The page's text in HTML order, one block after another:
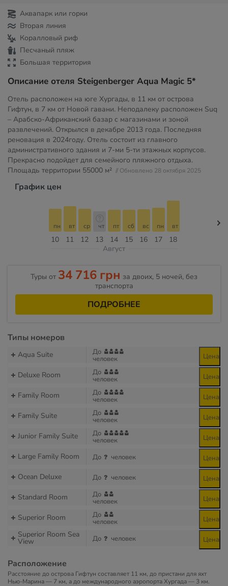
Аквапарк или горки
Вторая линия
Коралловый риф
Песчаный пляж
Большая территория
Описание отеля Steigenberger Aqua Magic 5*
Отель расположен на юге Хургады, в 11 км от острова
Гифтун, в 7 км от Новой гавани. Неподалеку расположен Suq
– Арабско-Африканский базар с магазинами и зоной
развлечений. Открылся в декабре 2013 года. Последняя
реновация в 2024году. Отель состоит из главного
административного здания и 7-ми 5-ти этажных корпусов.
Прекрасно подойдет для семейного пляжного отдыха.
Площадь территории 55000 м² // Обновлено 28 октября 2025
График цен
10
пн
11
вт
12
ср
13
чт
14
пт
15
сб
16
вс
17
пн
18
вт
Август
Туры от 34 716 грн за двоих, 5 ночей, без
транспорта
ПОДРОБНЕЕ
Типы номеров
Aqua Suite До
человек Цена
Deluxe Room До
человек Цена
Family Room До
человек Цена
Family Suite До
человек Цена
Junior Family Suite До
человек Цена
Large Family Room До человек Цена
Ocean Deluxe До человек Цена
Standard Room До
человек Цена
Superior Room До
человек Цена
Superior Room Sea
View До человек Цена
Расположение
Расстояние до острова Гифтун составляет 11 км, до пристани для яхт
Нью-Марина — 7 км, а до международного аэропорта Хургада — 3 км.